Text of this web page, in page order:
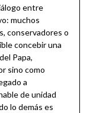
entre
muchos
conservadores o
concebir una
Papa,
sino como
a
de unidad
lo demás es